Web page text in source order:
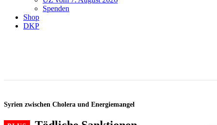
Spenden
Shop
DKP
Syrien zwischen Cholera und Energiemangel